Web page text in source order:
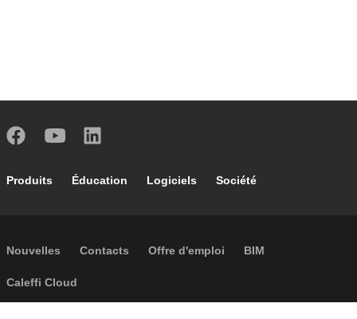
Footer main navigation
Produits Éducation Logiciels Société
Footer secondary navigation
Nouvelles Contacts Offre d'emploi BIM
Caleffi Cloud